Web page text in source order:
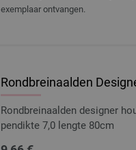
exemplaar ontvangen.
Rondbreinaalden
Rondbreinaalden designer
pendikte 7,0 lengte 80cm